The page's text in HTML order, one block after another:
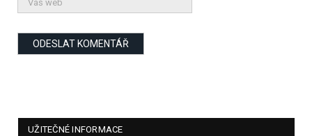
UŽITEČNÉ INFORMACE